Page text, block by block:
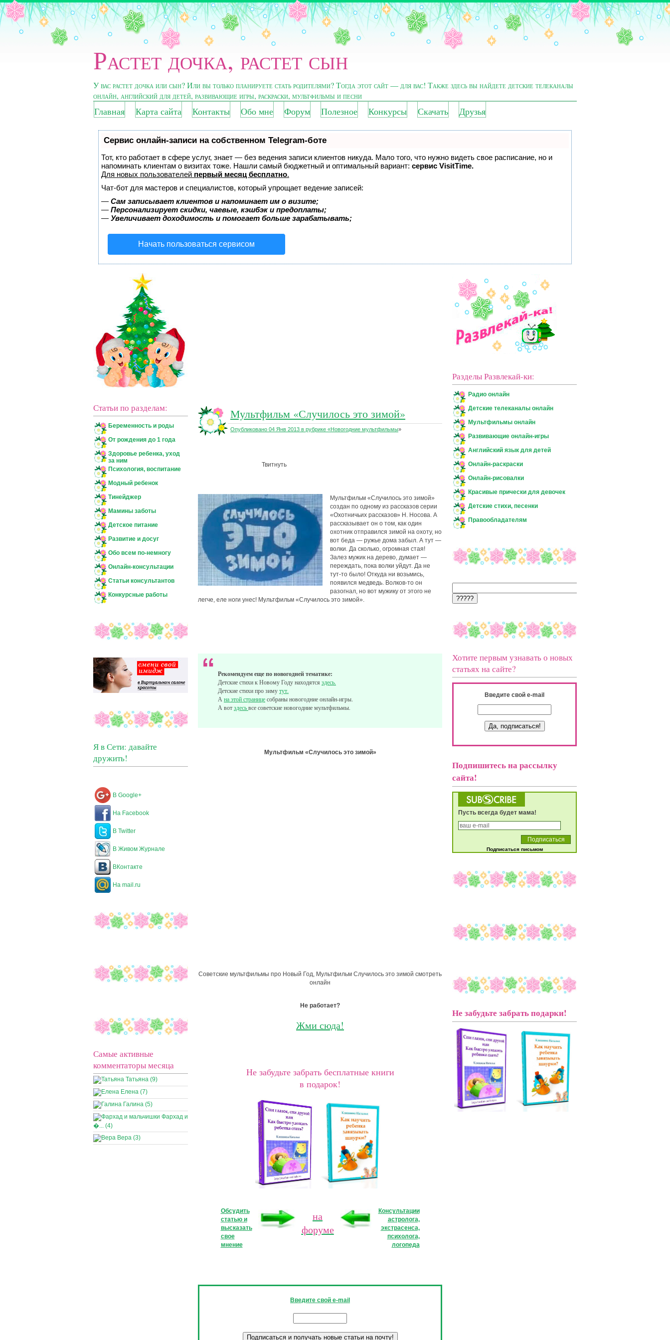
Растет дочка, растет сын
У вас растет дочка или сын? Или вы только планируете стать родителями? Тогда этот сайт — для вас! Также здесь вы найдете детские телеканалы
онлайн, английский для детей, развивающие игры, раскраски, мультфильмы и песни
Главная Карта сайта Контакты Обо мне Форум Полезное Конкурсы Скачать Друзья
Сервис онлайн-записи на собственном Telegram-боте
Тот, кто работает в сфере услуг, знает — без ведения записи клиентов никуда. Мало того, что нужно видеть свое расписание, но и
напоминать клиентам о визитах тоже. Нашли самый бюджетный и оптимальный вариант: сервис VisitTime.
Для новых пользователей первый месяц бесплатно.
Чат-бот для мастеров и специалистов, который упрощает ведение записей:
— Сам записывает клиентов и напоминает им о визите;
— Персонализирует скидки, чаевые, кэшбэк и предоплаты;
— Увеличивает доходимость и помогает больше зарабатывать;
Начать пользоваться сервисом
Статьи по разделам:
Беременность и роды
От рождения до 1 года
Здоровье ребенка, уход
за ним
Психология, воспитание
Модный ребенок
Тинейджер
Мамины заботы
Детское питание
Развитие и досуг
Обо всем по-немногу
Онлайн-консультации
Статьи консультантов
Конкурсные работы
Я в Сети: давайте
дружить!
В Google+
На Facebook
В Twitter
В Живом Журнале
ВКонтакте
На mail.ru
Самые активные
комментаторы месяца
Татьяна (9)
Елена (7)
Галина (5)
Фархад и
�... (4)
Вера (3)
Мультфильм «Случилось это зимой»
Опубликовано 04 Янв 2013 в рубрике «Новогодние мультфильмы»
Твитнуть
Мультфильм «Случилось это зимой»
создан по одному из рассказов серии
«Охотничьих рассказов» Н. Носова. А
рассказывает он о том, как один
охотник отправился зимой на охоту, но
вот беда — ружье дома забыл. А тут —
волки. Да сколько, огромная стая!
Залез мужик на дерево, думает —
переждать, пока волки уйдут. Да не
тут-то было! Откуда ни возьмись,
появился медведь. Волков-то он
разогнал, но вот мужику от этого не
легче, еле ноги унес! Мультфильм «Случилось это зимой».
Рекомендуем еще по новогодней тематике:
Детские стихи к Новому Году находятся здесь.
Детские стихи про зимутут.
А на этой страницесобраны новогодние онлайн-игры.
А вотздесьвсе советские новогодние мультфильмы.
Мультфильм «Случилось это зимой»
Советские мультфильмы про Новый Год, Мультфильм Случилось это зимой смотреть
онлайн
Не работает?
Жми сюда!
Не забудьте забрать бесплатные книги
в подарок!
Обсудить
статью и
высказать
свое
мнение
на
форуме
Консультации
астролога,
экстрасенса,
психолога,
логопеда
Введите свой е-mail
Разделы Развлекай-ки:
Радио онлайн
Детские телеканалы онлайн
Мультфильмы онлайн
Развивающие онлайн-игры
Английский язык для детей
Онлайн-раскраски
Онлайн-рисовалки
Красивые прически для девочек
Детские стихи, песенки
Правообладателям
Хотите первым узнавать о новых
статьях на сайте?
Введите свой e-mail
Подпишитесь на рассылку
сайта!
Пусть всегда будет мама!
Подписаться письмом
Не забудьте забрать подарки!